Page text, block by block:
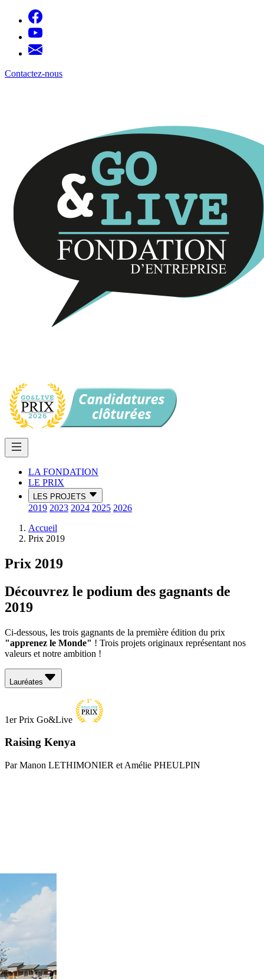
Contactez-nous
LA FONDATION
LE PRIX
LES PROJETS
2019 2023 2024 2025 2026
Accueil
Prix 2019
Prix 2019
Découvrez le podium des gagnants de
2019
Ci-dessous, les trois gagnants de la première édition du prix
"apprenez le Monde" ! Trois projets originaux représentant nos
valeurs et notre ambition !
Lauréates
1er Prix Go&Live
Raising Kenya
Par Manon LETHIMONIER et Amélie PHEULPIN